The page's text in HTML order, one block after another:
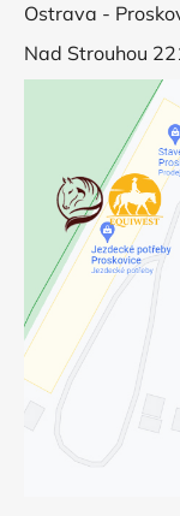
Ostrava -
Nad Strouhou